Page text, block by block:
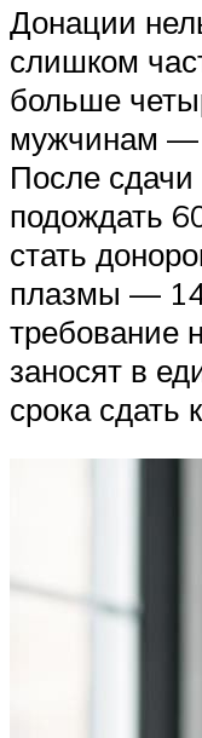
Донации
слишком
больше
мужчинам —
После
подождать
стать
плазмы —
требование
заносят в
срока сдать